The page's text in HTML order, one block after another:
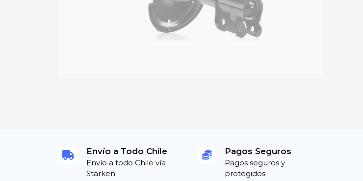
Envío a Todo Chile
Envío a todo Chile vía
Starken
Pagos Seguros
Pagos seguros y
protegidos